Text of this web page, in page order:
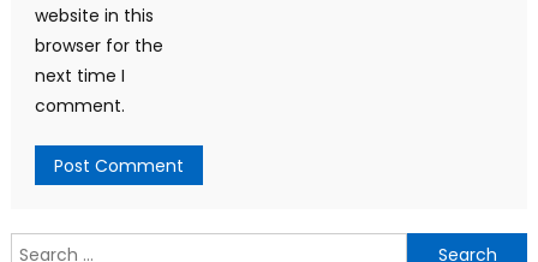
website in this
browser for the
next time I
comment.
Search